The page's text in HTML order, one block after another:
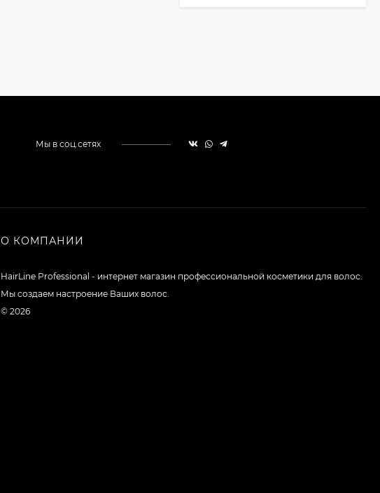
Мы в соц.сетях
О КОМПАНИИ
HairLine Professional - интернет магазин профессиональной косметики для волос.
Мы создаем настроение Ваших волос.
© 2026